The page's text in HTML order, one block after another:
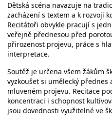
Dětská scéna navazuje na
zacházení s textem a k rozvoji
Recitátoři obvykle pracují s
veřejně přednesou před
přirozenost projevu, práce s
interpretace.
Soutěž je určena všem žákům
vyzkoušet si umělecký přednes
mluveném projevu. Recitace
koncentraci i schopnost
jsou dovednosti využitelné ve